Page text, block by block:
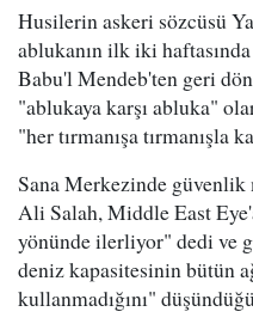
Husilerin askeri sözcüsü
ablukanın ilk iki
Babu'l Mendeb'ten geri
"ablukaya karşı abluka"
"her tırmanışa tırmanışla
Sana Merkezinde güvenlik
Ali Salah, Middle East
yönünde ilerliyor" dedi ve
deniz kapasitesinin bütün
kullanmadığını"